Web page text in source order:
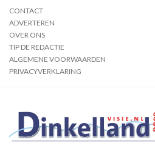
CONTACT
ADVERTEREN
OVER ONS
TIP DE REDACTIE
ALGEMENE VOORWAARDEN
PRIVACYVERKLARING